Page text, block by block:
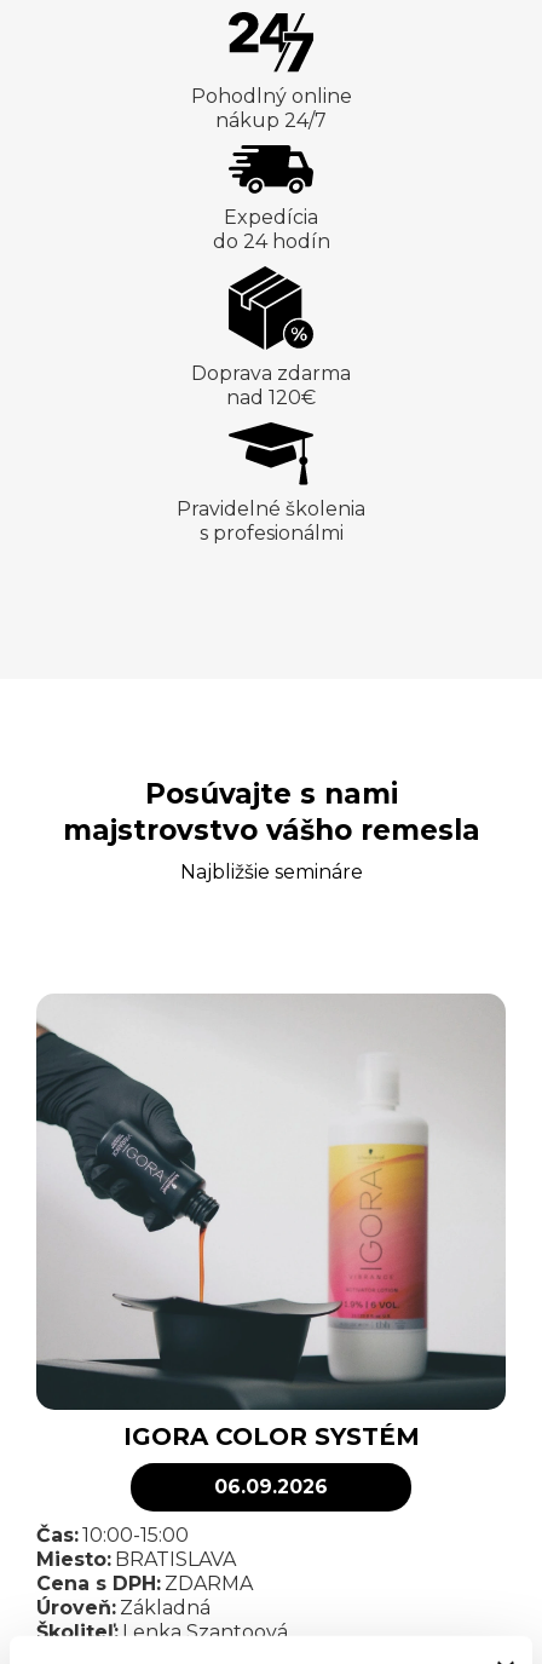
Pohodlný online
nákup 24/7
Expedícia
do 24 hodín
Doprava zdarma
nad 120€
Pravidelné školenia
s profesionálmi
Posúvajte s nami
majstrovstvo vášho remesla
Najbližšie semináre
IGORA COLOR SYSTÉM
06.09.2026
Čas:10:00-15:00
Miesto: BRATISLAVA
Cena s DPH: ZDARMA
Úroveň: Základná
Školiteľ: Lenka Szantoová